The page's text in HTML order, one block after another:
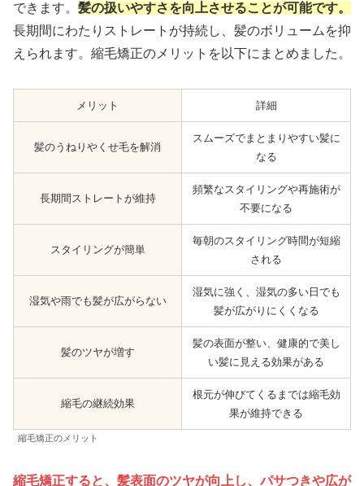
できます。 髪の扱いやすさを向上させることが可能です。
長期間にわたりストレートが持続し、髪のボリュームを抑
えられます。縮毛矯正のメリットを以下にまとめました。
メリット 詳細
髪のうねりやくせ毛を解消
スムーズでまとまりやすい髪に
なる
長期間ストレートが維持
頻繁なスタイリングや再施術が
不要になる
スタイリングが簡単
毎朝のスタイリング時間が短縮
される
湿気や雨でも髪が広がらない
湿気に強く、湿気の多い日でも
髪が広がりにくくなる
髪のツヤが増す
髪の表面が整い、健康的で美し
い髪に見える効果がある
縮毛の継続効果
根元が伸びてくるまでは縮毛効
果が維持できる
縮毛矯正のメリット
縮毛矯正すると、髪表面のツヤが向上し、パサつきや広が